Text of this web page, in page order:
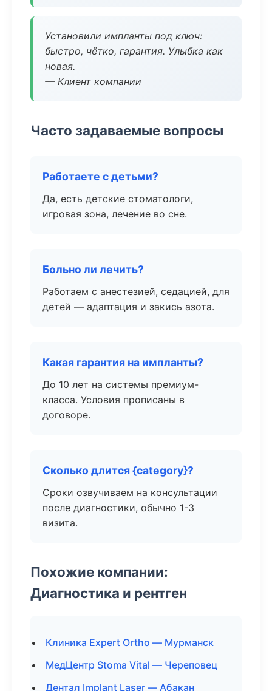
Установили импланты под ключ:
быстро, чётко, гарантия. Улыбка как
новая.
— Клиент компании
Часто задаваемые вопросы
Работаете с детьми?
Да, есть детские стоматологи,
игровая зона, лечение во сне.
Больно ли лечить?
Работаем с анестезией, седацией, для
детей — адаптация и закись азота.
Какая гарантия на импланты?
До 10 лет на системы премиум-
класса. Условия прописаны в
договоре.
Сколько длится {category}?
Сроки озвучиваем на консультации
после диагностики, обычно 1-3
визита.
Похожие компании:
Диагностика и рентген
Клиника Expert Ortho — Мурманск
МедЦентр Stoma Vital — Череповец
Дентал Implant Laser — Абакан